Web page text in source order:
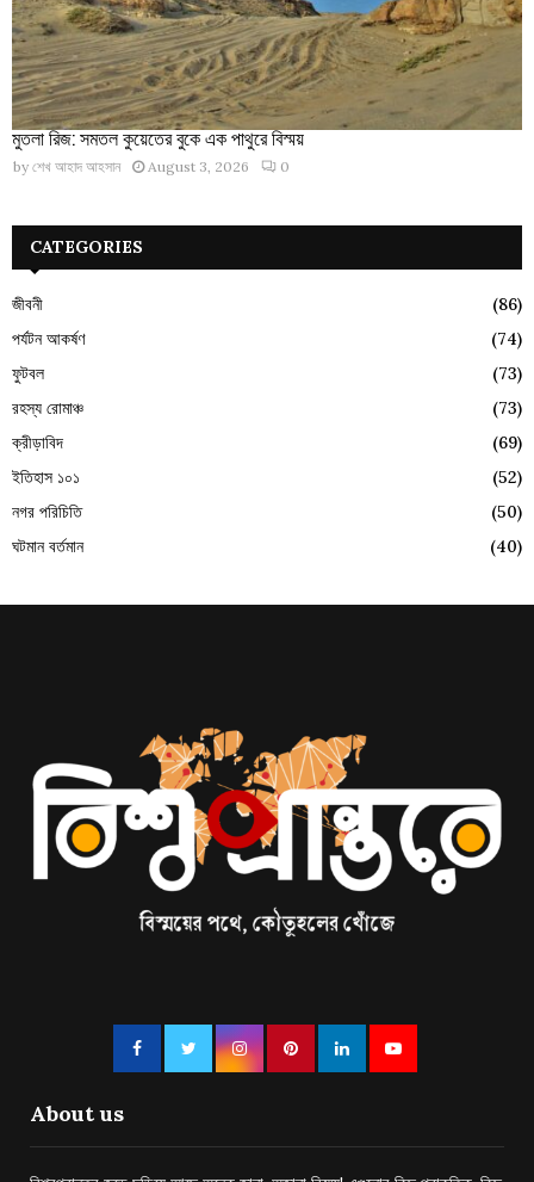
মুতলা রিজ: সমতল কুয়েতের বুকে এক পাথুরে বিস্ময়
by শেখ আহাদ আহসান August 3, 2026 0
CATEGORIES
জীবনী
(86)
পর্যটন আকর্ষণ
(74)
ফুটবল
(73)
রহস্য রোমাঞ্চ
(73)
ক্রীড়াবিদ
(69)
ইতিহাস ১০১
(52)
নগর পরিচিতি
(50)
ঘটমান বর্তমান
(40)
About us